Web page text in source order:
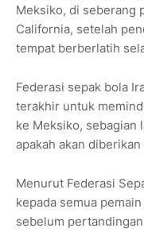
Meksiko, di seberang
California, setelah
tempat berberlatih
Federasi sepak bola
terakhir untuk
ke Meksiko, sebagian
apakah akan
Menurut Federasi
kepada semua
sebelum